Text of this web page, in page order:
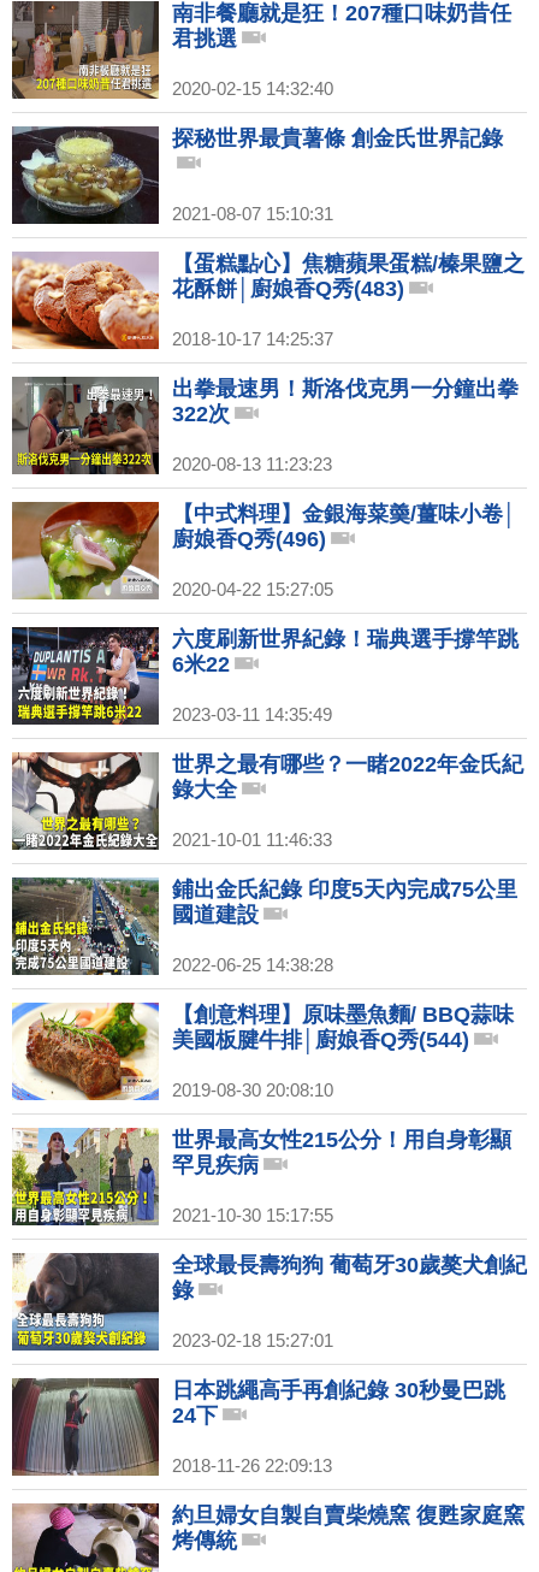
南非餐廳就是狂！207種口味奶昔任
君挑選
2020-02-15 14:32:40
探秘世界最貴薯條 創金氏世界記錄
2021-08-07 15:10:31
【蛋糕點心】焦糖蘋果蛋糕/榛果鹽之
花酥餅│廚娘香Q秀(483)
2018-10-17 14:25:37
出拳最速男！斯洛伐克男一分鐘出拳
322次
2020-08-13 11:23:23
【中式料理】金銀海菜羮/薑味小卷│
廚娘香Q秀(496)
2020-04-22 15:27:05
六度刷新世界紀錄！瑞典選手撐竿跳
6米22
2023-03-11 14:35:49
世界之最有哪些？一睹2022年金氏紀
錄大全
2021-10-01 11:46:33
鋪出金氏紀錄 印度5天內完成75公里
國道建設
2022-06-25 14:38:28
【創意料理】原味墨魚麵/ BBQ蒜味
美國板腱牛排│廚娘香Q秀(544)
2019-08-30 20:08:10
世界最高女性215公分！用自身彰顯
罕見疾病
2021-10-30 15:17:55
全球最長壽狗狗 葡萄牙30歲獒犬創紀
錄
2023-02-18 15:27:01
日本跳繩高手再創紀錄 30秒曼巴跳
24下
2018-11-26 22:09:13
約旦婦女自製自賣柴燒窯 復甦家庭窯
烤傳統